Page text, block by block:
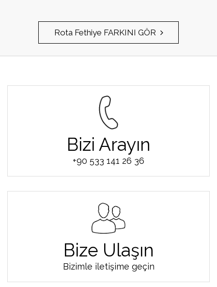
Rota Fethiye FARKINI GÖR
Bizi Arayın
+90 533 141 26 36
Bize Ulaşın
Bizimle iletişime geçin